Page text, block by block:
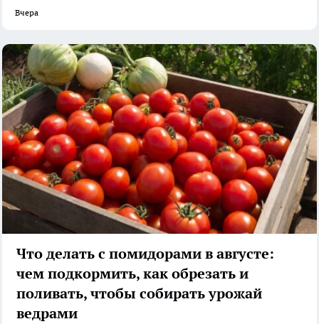
Вчера
Что делать с помидорами в августе:
чем подкормить, как обрезать и
поливать, чтобы собирать урожай
ведрами